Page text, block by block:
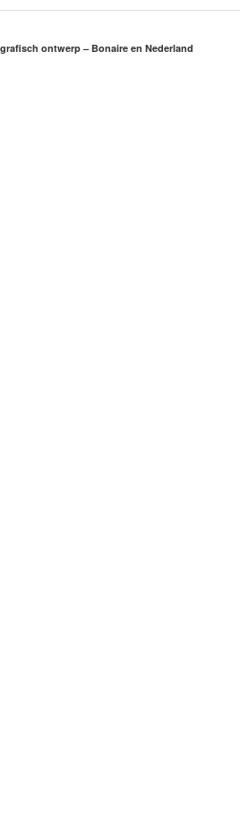
ontwerp – Bonaire en Nederland